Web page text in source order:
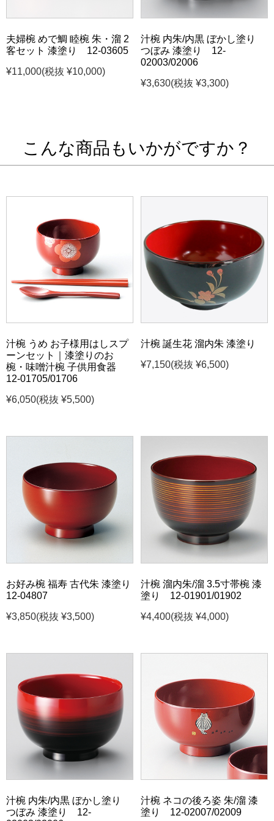
夫婦椀 めで鯛 睦椀 朱・溜 2
客セット 漆塗り 12-03605
¥11,000(税抜 ¥10,000)
汁椀 内朱/内黒 ぼかし塗り
つぼみ 漆塗り 12-
02003/02006
¥3,630(税抜 ¥3,300)
こんな商品もいかがですか？
汁椀 うめ お子様用はしスプ
ーンセット｜漆塗りのお
椀・味噌汁椀 子供用食器
12-01705/01706
¥6,050(税抜 ¥5,500)
汁椀 誕生花 溜内朱 漆塗り
¥7,150(税抜 ¥6,500)
お好み椀 福寿 古代朱 漆塗り
12-04807
¥3,850(税抜 ¥3,500)
汁椀 溜内朱/溜 3.5寸帯椀 漆
塗り 12-01901/01902
¥4,400(税抜 ¥4,000)
汁椀 内朱/内黒 ぼかし塗り
つぼみ 漆塗り 12-
汁椀 ネコの後ろ姿 朱/溜 漆
塗り 12-02007/02009